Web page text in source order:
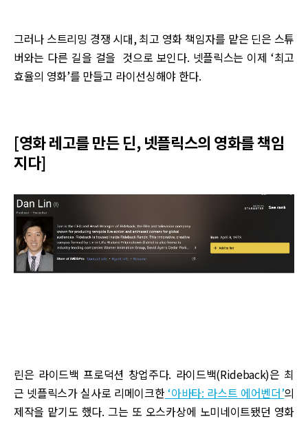
그러나 스트리밍 경쟁 시대, 최고 영화 책임자를 맡은 딘은 스튜
버와는 다른 길을 걸을 것으로 보인다. 넷플릭스는 이제 ‘최고
효율의 영화’를 만들고 라이선싱해야 한다.
[영화 레고를 만든 딘, 넷플릭스의 영화를 책임
지다]
린은 라이드백 프로덕션 창업주다. 라이드백(Rideback)은 최
근 넷플릭스가 실사로 리메이크한‘아바타: 라스트 에어벤더’의
제작을 맡기도 했다. 그는 또 오스카상에 노미네이트됐던 영화